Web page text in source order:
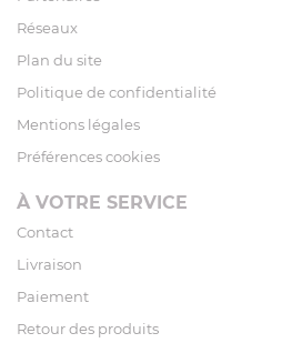
Réseaux
Plan du site
Politique de confidentialité
Mentions légales
Préférences cookies
À VOTRE SERVICE
Contact
Livraison
Paiement
Retour des produits